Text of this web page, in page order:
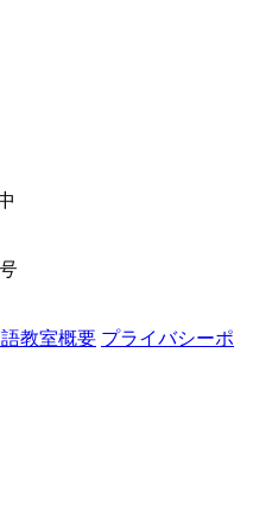
教室概要 プライバシーポ